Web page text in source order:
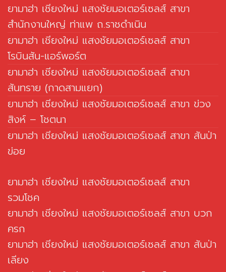
ยามาฮ่า เชียงใหม่ แสงชัยมอเตอร์เซลส์ สาขา
สำนักงานใหญ่ ท่าแพ ถ.ราชดำเนิน
ยามาฮ่า เชียงใหม่ แสงชัยมอเตอร์เซลส์ สาขา
โรบินสัน-แอร์พอร์ต
ยามาฮ่า เชียงใหม่ แสงชัยมอเตอร์เซลส์ สาขา
สันทราย (กาดสามแยก)
ยามาฮ่า เชียงใหม่ แสงชัยมอเตอร์เซลส์ สาขา ข่วง
สิงห์ – โชตนา
ยามาฮ่า เชียงใหม่ แสงชัยมอเตอร์เซลส์ สาขา สันป่า
ข่อย
ยามาฮ่า เชียงใหม่ แสงชัยมอเตอร์เซลส์ สาขา
รวมโชค
ยามาฮ่า เชียงใหม่ แสงชัยมอเตอร์เซลส์ สาขา บวก
ครก
ยามาฮ่า เชียงใหม่ แสงชัยมอเตอร์เซลส์ สาขา สันป่า
เลียง